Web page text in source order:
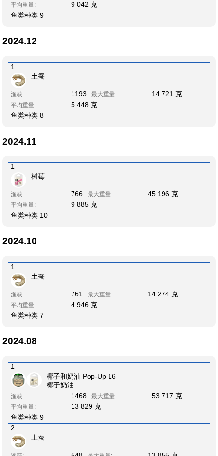
平均重量:
9 042 克
鱼类种类 9
2024.12
1
土蚕
渔获: 1193 最大重量: 14 721 克
平均重量:
5 448 克
鱼类种类 8
2024.11
1
树莓
渔获: 766 最大重量: 45 196 克
平均重量:
9 885 克
鱼类种类 10
2024.10
1
土蚕
渔获: 761 最大重量: 14 274 克
平均重量:
4 946 克
鱼类种类 7
2024.08
1
椰子和奶油 Pop-Up 16
椰子奶油
渔获: 1468 最大重量: 53 717 克
平均重量:
13 829 克
鱼类种类 9
2
土蚕